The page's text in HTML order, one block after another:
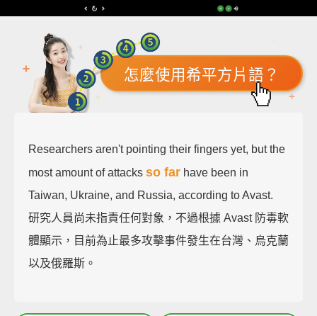
怎麼使用希平方片語？
Researchers aren't pointing their fingers yet, but the
most amount of attacks so far have been in
Taiwan, Ukraine, and Russia, according to Avast.
研究人員尚未指責任何對象，不過根據 Avast 防毒軟
體顯示，目前為止最多攻擊事件發生在台灣、烏克蘭
以及俄羅斯。